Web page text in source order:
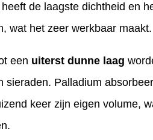
de laagste dichtheid en
wat het zeer werkbaar maakt.
een uiterst dunne laag
sieraden. Palladium
keer zijn eigen volume,